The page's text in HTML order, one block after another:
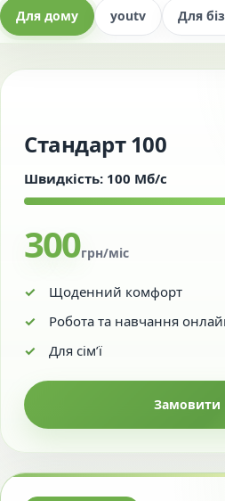
Для дому youtv Для
Стандарт 100
Швидкість: 100 Мб/с
300грн/міс
Щоденний комфорт
Робота та навчання
Для сім’ї
Замовити